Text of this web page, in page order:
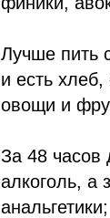
Лучше пить
и есть
овощи и
За 48 часов
алкоголь, а
анальгетики;